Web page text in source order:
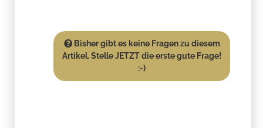
Bisher gibt es keine Fragen zu diesem
Artikel. Stelle JETZT die erste gute Frage!
:-)